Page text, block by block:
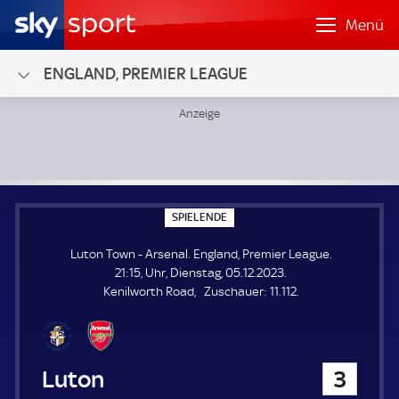
Menü
ENGLAND, PREMIER LEAGUE
SPIELENDE
P
E
L
E
N
Luton Town - Arsenal. England, Premier League.
21:15, Uhr, Dienstag, 05.12.2023.
Kenilworth Road
Zuschauer: Z
11.112.
Luton Town 3